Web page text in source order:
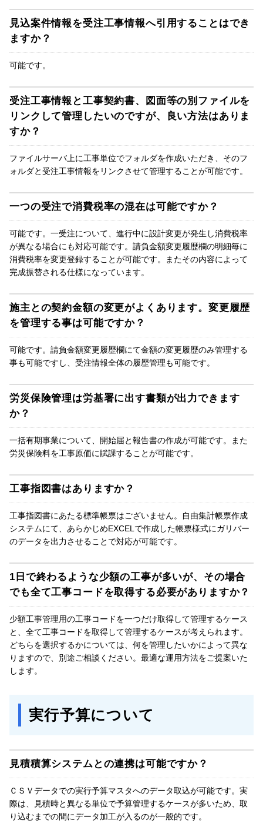
見込案件情報を受注工事情報へ引用することはでき
ますか？
可能です。
受注工事情報と工事契約書、図面等の別ファイルを
リンクして管理したいのですが、良い方法はありま
すか？
ファイルサーバ上に工事単位でフォルダを作成いただき、そのフ
ォルダと受注工事情報をリンクさせて管理することが可能です。
一つの受注で消費税率の混在は可能ですか？
可能です。一受注について、進行中に設計変更が発生し消費税率
が異なる場合にも対応可能です。請負金額変更履歴欄の明細毎に
消費税率を変更登録することが可能です。またその内容によって
完成振替される仕様になっています。
施主との契約金額の変更がよくあります。変更履歴
を管理する事は可能ですか？
可能です。請負金額変更履歴欄にて金額の変更履歴のみ管理する
事も可能ですし、受注情報全体の履歴管理も可能です。
労災保険管理は労基署に出す書類が出力できます
か？
一括有期事業について、開始届と報告書の作成が可能です。また
労災保険料を工事原価に賦課することが可能です。
工事指図書はありますか？
工事指図書にあたる標準帳票はございません。自由集計帳票作成
システムにて、あらかじめEXCELで作成した帳票様式にガリバー
のデータを出力させることで対応が可能です。
1日で終わるような少額の工事が多いが、その場合
でも全て工事コードを取得する必要がありますか？
少額工事管理用の工事コードを一つだけ取得して管理するケース
と、全て工事コードを取得して管理するケースが考えられます。
どちらを選択するかについては、何を管理したいかによって異な
りますので、別途ご相談ください。最適な運用方法をご提案いた
します。
実行予算について
見積積算システムとの連携は可能ですか？
ＣＳＶデータでの実行予算マスタへのデータ取込が可能です。実
際は、見積時と異なる単位で予算管理するケースが多いため、取
り込むまでの間にデータ加工が入るのが一般的です。